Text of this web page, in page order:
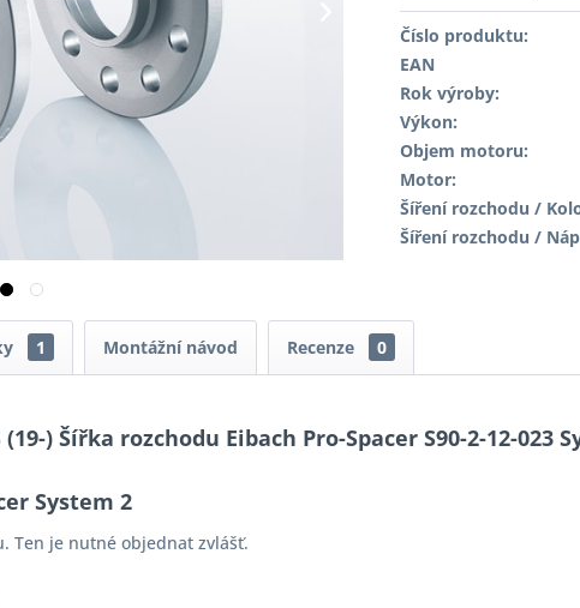
Číslo produktu:
EAN
Rok výroby:
Výkon:
Objem motoru:
Motor:
Šíření rozchodu /
Šíření rozchodu /
1 Montážní návod Recenze 0
(19-) Šířka rozchodu Eibach Pro-Spacer S90-2-12-
System 2
Ten je nutné objednat zvlášť.